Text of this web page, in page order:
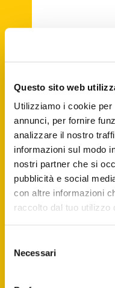
Questo sito web
Utilizziamo i cookie
annunci, per fornire
analizzare il nostro
informazioni sul modo
nostri partner che si
pubblicità e social
con altre informazioni
raccolto dal tuo utilizzo
delNecessari